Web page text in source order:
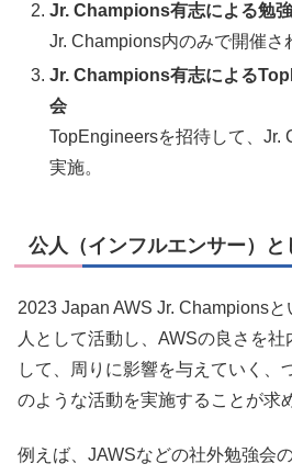
Jr. Champions有志による勉
Jr. Champions内のみで開催さ
Jr. Champions有志による
会
TopEngineersを招待して、Jr.
実施。
公人（インフルエンサー）と
2023 Japan AWS Jr. Champions
人として活動し、AWSの良さを
して、周りに影響を与えていく、
のような活動を実施することが求
例えば、JAWSなどの社外勉強会